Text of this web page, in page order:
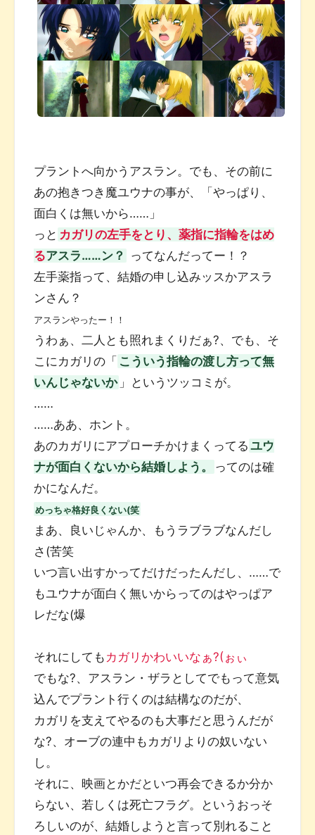
プラントへ向かうアスラン。でも、その前に
あの抱きつき魔ユウナの事が、「やっぱり、
面白くは無いから……」
っと カガリの左手をとり、薬指に指輪をはめ
るアスラ……ン？
ってなんだってー！？
左手薬指って、結婚の申し込みッスかアスラ
ンさん？
アスランやったー！！
うわぁ、二人とも照れまくりだぁ?、でも、そ
こにカガリの「 こういう指輪の渡し方って無
いんじゃないか 」というツッコミが。
……
……ああ、ホント。
あのカガリにアプローチかけまくってる ユウ
ナが面白くないから結婚しよう。
ってのは確
かになんだ。
めっちゃ格好良くない(笑
まあ、良いじゃんか、もうラブラブなんだし
さ(苦笑
いつ言い出すかってだけだったんだし、……で
もユウナが面白く無いからってのはやっぱア
レだな(爆
それにしても カガリかわいいなぁ?(ぉぃ
でもな?、アスラン・ザラとしてでもって意気
込んでプラント行くのは結構なのだが、
カガリを支えてやるのも大事だと思うんだが
な?、オーブの連中もカガリよりの奴いない
し。
それに、映画とかだといつ再会できるか分か
らない、若しくは死亡フラグ。というおっそ
ろしいのが、結婚しようと言って別れること